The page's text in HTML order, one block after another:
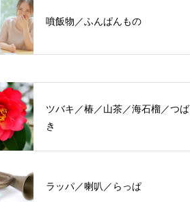
噴飯物／ふんぱんもの
ツバキ／椿／山茶／海石榴／つば
き
ラッパ／喇叭／らっぱ